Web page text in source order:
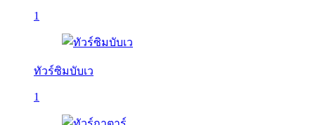
1
ทัวร์ซิมบับเว
1